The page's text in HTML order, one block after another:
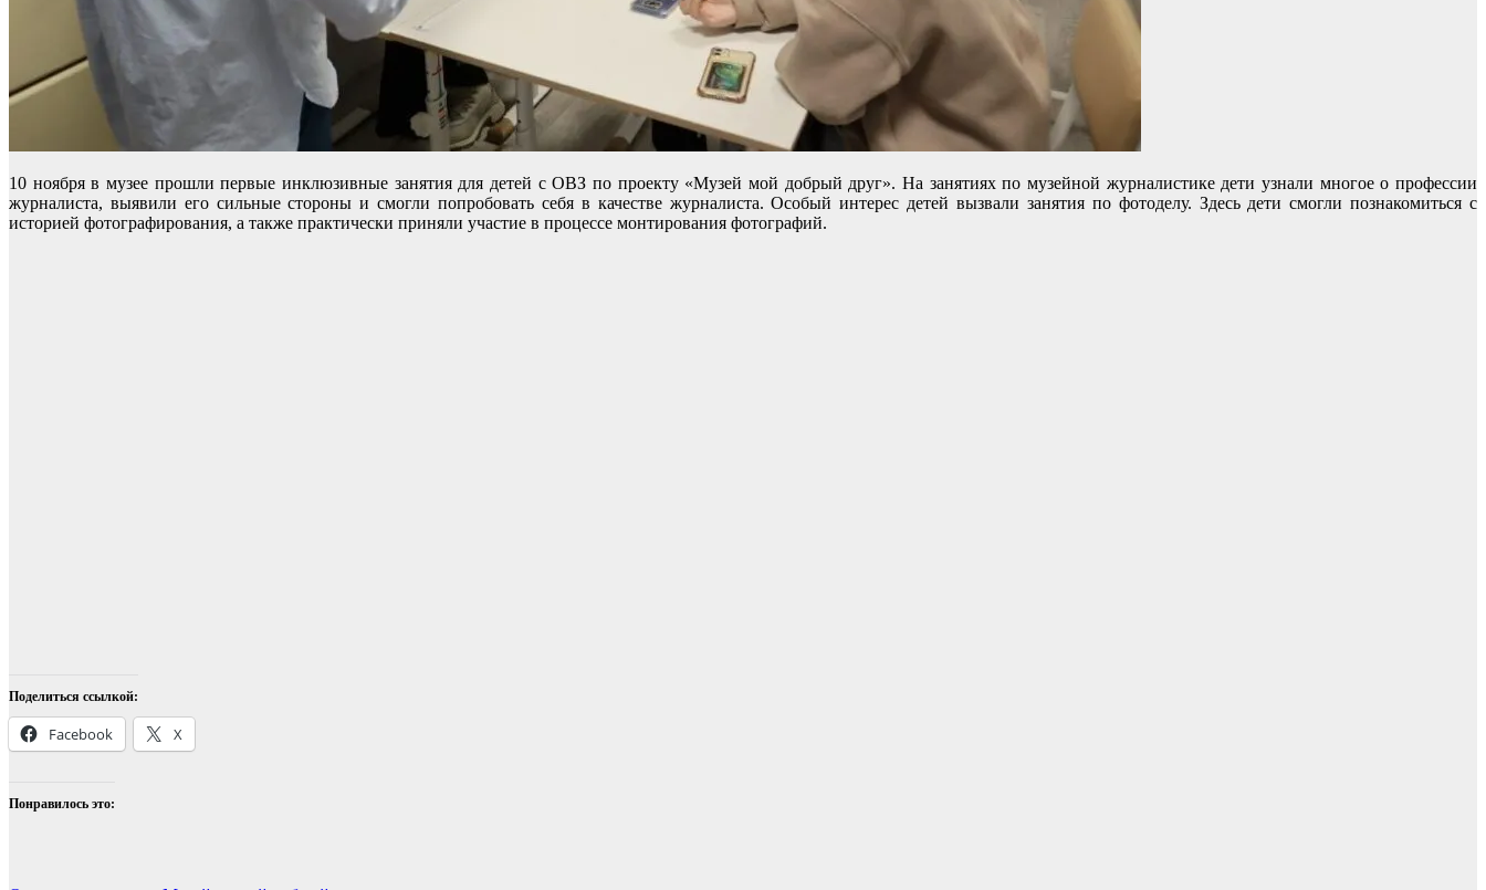
10 ноября в музее прошли первые инклюзивные занятия для детей с ОВЗ по проекту «Музей мой добрый друг». На занятиях по музейной журналистике дети узнали многое о профессии
журналиста, выявили его сильные стороны и смогли попробовать себя в качестве журналиста. Особый интерес детей вызвали занятия по фотоделу. Здесь дети смогли познакомиться с
историей фотографирования, а также практически приняли участие в процессе монтирования фотографий.
Поделиться ссылкой:
Facebook X
Понравилось это: